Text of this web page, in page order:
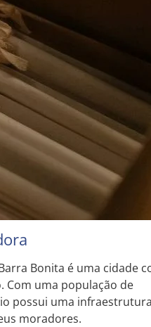
Bonita é uma cidade
Com uma população de
possui uma
moradores.